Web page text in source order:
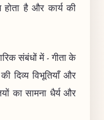
है और कार्य की
संबंधों में - गीता के
दिव्य विभूतियाँ और
का सामना धैर्य और